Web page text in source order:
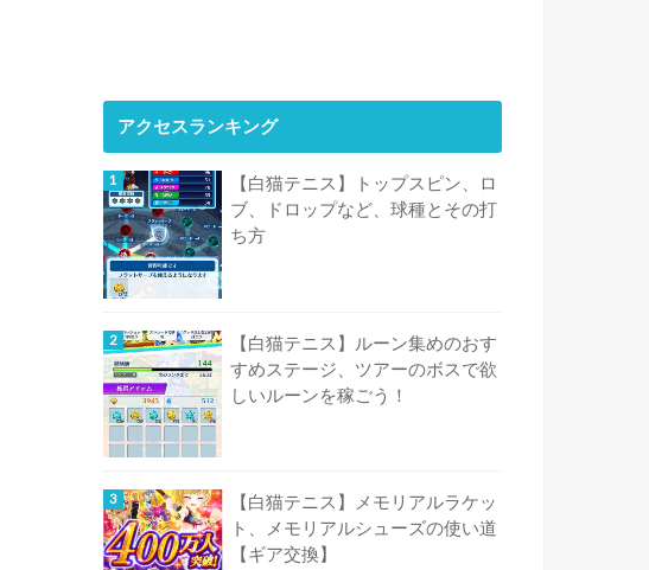
アクセスランキング
【白猫テニス】トップスピン、ロ
ブ、ドロップなど、球種とその打
ち方
【白猫テニス】ルーン集めのおす
すめステージ、ツアーのボスで欲
しいルーンを稼ごう！
【白猫テニス】メモリアルラケッ
ト、メモリアルシューズの使い道
【ギア交換】